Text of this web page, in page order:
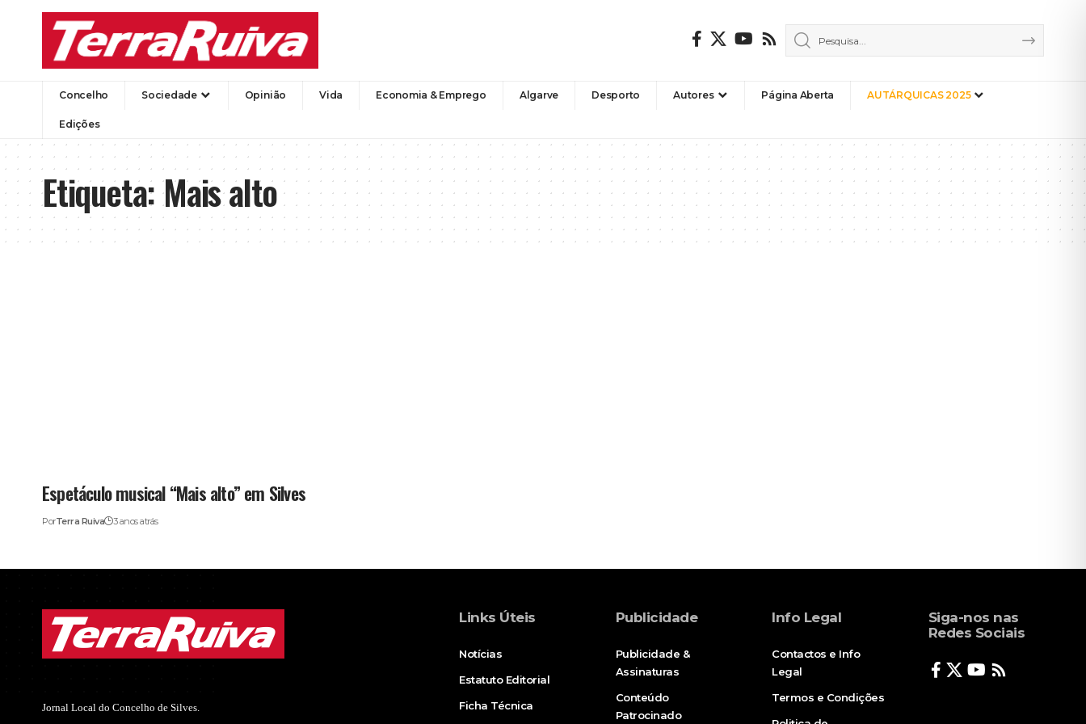
Concelho Sociedade Opinião Vida Economia & Emprego Algarve Desporto Autores Página Aberta AUTÁRQUICAS 2025
Edições
Etiqueta:Mais alto
Espetáculo musical “Mais alto” em Silves
PorTerra Ruiva 3 anos atrás
Jornal Local do Concelho de Silves.
Links Úteis
Notícias
Estatuto Editorial
Ficha Técnica
Publicidade
Publicidade &
Assinaturas
Conteúdo
Patrocinado
Info Legal
Contactos e Info
Legal
Termos e Condições
Siga-nos nas
Redes Sociais